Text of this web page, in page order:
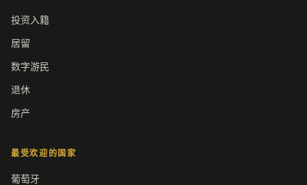
投资入籍
居留
数字游民
退休
房产
最受欢迎的国家
葡萄牙